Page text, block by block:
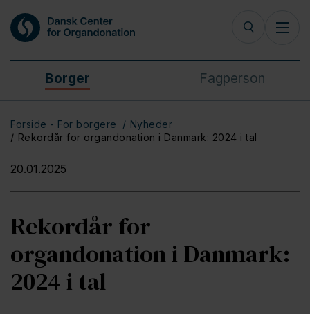
Borger Fagperson
Forside - For borgere
Nyheder
Rekordår for organdonation i Danmark: 2024 i tal
20.01.2025
Rekordår for
organdonation i Danmark:
2024 i tal